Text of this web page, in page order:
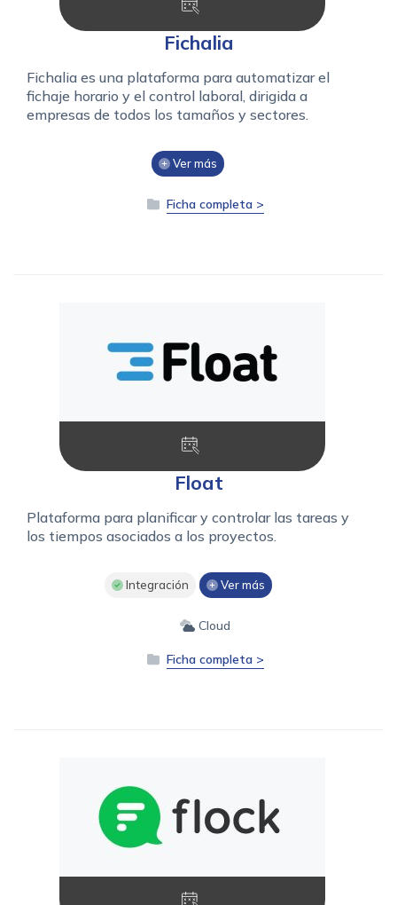
Fichalia
Fichalia es una plataforma para automatizar el
fichaje horario y el control laboral, dirigida a
empresas de todos los tamaños y sectores.
Ver más
Ficha completa >
Float
Plataforma para planificar y controlar las tareas y
los tiempos asociados a los proyectos.
Integración Ver más
Cloud
Ficha completa >